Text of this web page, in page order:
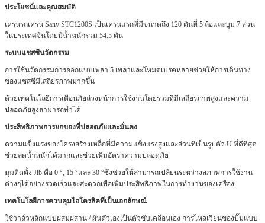
ประโยชน์และคุณสมบัติ
เครนรถเครน Sany STC1200S เป็นเครนแรกที่มีขนาดถึง 120 ตันที่ 5 ล้อและบูม 7 ส่วน
ในประเทศจีนโดยมีน้ำหนักรวม 54.5 ตัน
ระบบแชสซีนวัตกรรม
การใช้นวัตกรรมการออกแบบเพลา 5 เพลาและโหมดเบรคหลายช่วยให้การเดินทาง
ของแชสซีมีเสถียรภาพมากขึ้น
ด้วยเทคโนโลยีการเตือนภัยล่วงหน้าการใช้งานโดยรวมที่มีเสถียรภาพสูงและความ
ปลอดภัยสูงสามารถทำได้
ประสิทธิภาพการยกของที่ปลอดภัยและมั่นคง
ความแข็งแรงของโครงสร้างเหล็กที่มีความแข็งแรงสูงและส่วนที่เป็นรูปตัว U ที่ดีที่สุด
ช่วยลดน้ำหนักได้มากและช่วยเพิ่มอัตราความปลอดภัย
มุมติดตั้ง Jib คือ 0 °, 15 °และ 30 °ซึ่งช่วยให้สามารถเปลี่ยนระหว่างสภาพการใช้งาน
ต่างๆได้อย่างรวดเร็วและสะดวกเพื่อเพิ่มประสิทธิภาพในการทำงานของเครื่อง
เทคโนโลยีการควบคุมไฮโดรลิคที่เป็นเอกลักษณ์
ใช้วาล์วหลักแบบผสมผสาน / ผันตัวเองเป็นตัวขับเคลื่อนเอง การไหลเวียนของปั๊มแบบ